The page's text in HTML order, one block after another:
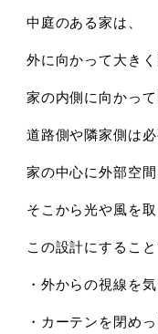
中庭のある家は、
外に向かって大きく
家の内側に向かって
道路側や隣家側は
家の中心に外部空間
そこから光や風を
この設計にすること
・外からの視線を
・カーテンを閉め